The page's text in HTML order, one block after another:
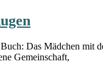
Das Mädchen
Gemeinschaft,